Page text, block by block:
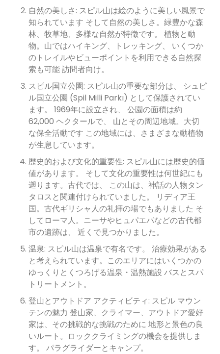
自然の美しさ: スピル山は絵のように美しい風景で
知られています そして自然の美しさ。緑豊かな森
林、牧草地、多様な自然が特徴です。 植物と動
物。山ではハイキング、トレッキング、 いくつか
のトレイルやビューポイントを利用できる自然探
索も可能 訪問者向け。
スピル国立公園: スピル山の重要な部分は、 シュピ
ル国立公園 (Spil Milli Parkı) として保護されてい
ます。 1969年に設立され、 公園の面積は約
62,000 ヘクタールで、 山とその周辺地域。大切
な保全活動です この地域には、さまざまな動植物
が生息しています。
歴史的および文化的重要性: スピル山には歴史的価
値があります。 そして文化の重要性は何世紀にも
遡ります。古代では、 この山は、神話の人物タン
タロスと関連付けられていました。 リディア王
国。古代ギリシャ人の礼拝の場でもありました そ
してローマ人。ニーサやヒュパエパなどの古代都
市の遺跡は、 近くで見つかりました。
温泉: スピル山は温泉で有名です。 治療効果がある
と考えられています。このエリアにはいくつかの
ゆっくりとくつろげる温泉・温熱施設 バスとスパ
トリートメント。
登山とアウトドア アクティビティ: スピル マウン
テンの魅力 登山家、クライマー、アウトドア愛好
家は、その挑戦的な挑戦のために 地形と景色の良
いルート。ロッククライミングの機会を提供しま
す。 パラグライダーとキャンプ。